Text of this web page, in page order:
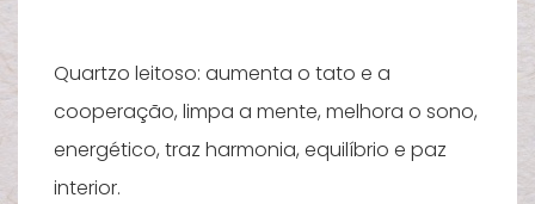
Quartzo leitoso: aumenta o tato e a
cooperação, limpa a mente, melhora o sono,
energético, traz harmonia, equilíbrio e paz
interior.